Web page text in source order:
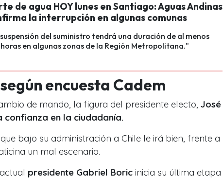
de agua HOY lunes en Santiago: Aguas Andinas
la interrupción en algunas comunas
del suministro tendrá una duración de al menos
horas en algunas zonas de la Región Metropolitana."
encuesta Cadem
de mando, la figura del presidente electo, José
confianza en la ciudadanía.
bajo su administración a Chile le irá bien, frente a
un mal escenario.
presidente Gabriel Boric inicia su última etapa